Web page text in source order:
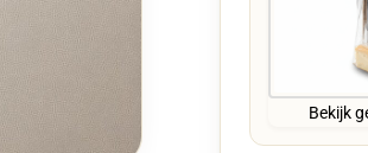
Bekijk